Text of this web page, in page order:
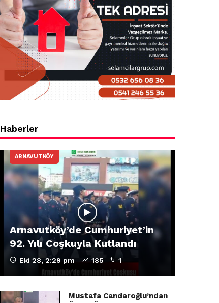
Haberler
ARNAVUTKÖY
Arnavutköy’de Cumhuriyet’in
92. Yılı Coşkuyla Kutlandı
Eki 28, 2:29 pm 185 1
Mustafa Candaroğlu’ndan